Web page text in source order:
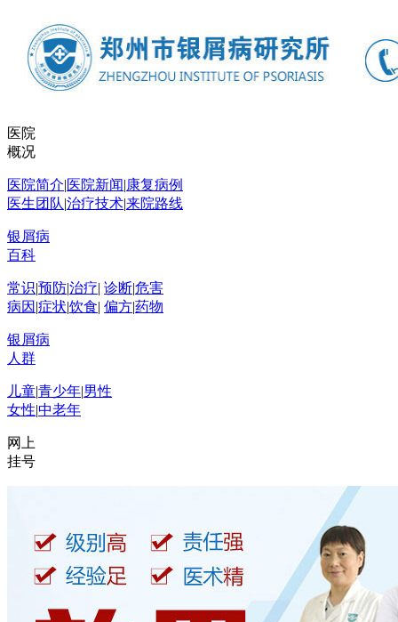
医院
概况
医院简介|医院新闻|康复病例
医生团队|治疗技术|来院路线
银屑病
百科
常识|预防|治疗| 诊断|危害
病因 |症状|饮食| 偏方|药物
银屑病
人群
儿童|青少年|男性
女性|中老年
网上
挂号